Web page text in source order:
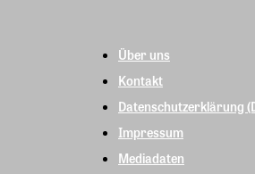
Über uns
Kontakt
Datenschutzerklärung
Impressum
Mediadaten